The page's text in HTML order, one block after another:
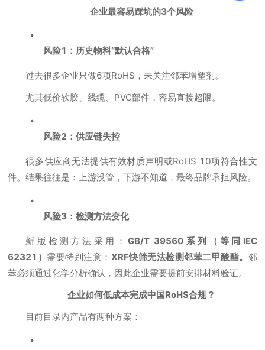
企业最容易踩坑的3个风险
风险1：历史物料“默认合格”
过去很多企业只做6项RoHS，未关注邻苯增塑剂。
尤其低价软胶、线缆、PVC部件，容易直接超限。
风险2：供应链失控
很多供应商无法提供有效材质声明或RoHS 10项符合性文
件。结果往往是：上游没管，下游不知道，最终品牌承担风险。
风险3：检测方法变化
新版检测方法采用：GB/T 39560系列（等同IEC
62321） 需要特别注意： XRF快筛无法检测邻苯二甲酸酯。 邻
苯必须通过化学分析确认，因此企业需要提前安排材料验证。
企业如何低成本完成中国RoHS合规？
目前目录内产品有两种方案：